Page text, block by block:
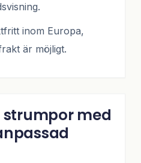
inom Europa,
är möjligt.
strumpor med